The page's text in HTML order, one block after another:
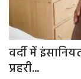
राशिफल
वर्दी में
प्रहरी...